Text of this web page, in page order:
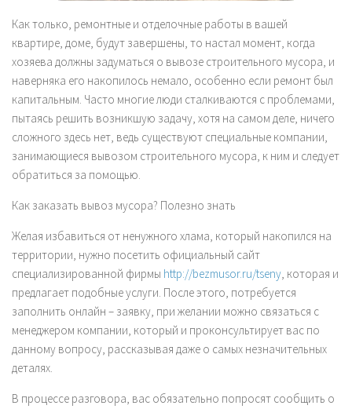
Как только, ремонтные и отделочные работы в вашей
квартире, доме, будут завершены, то настал момент, когда
хозяева должны задуматься о вывозе строительного мусора, и
наверняка его накопилось немало, особенно если ремонт был
капитальным. Часто многие люди сталкиваются с проблемами,
пытаясь решить возникшую задачу, хотя на самом деле, ничего
сложного здесь нет, ведь существуют специальные компании,
занимающиеся вывозом строительного мусора, к ним и следует
обратиться за помощью.
Как заказать вывоз мусора? Полезно знать
Желая избавиться от ненужного хлама, который накопился на
территории, нужно посетить официальный сайт
специализированной фирмы http://bezmusor.ru/tseny, которая и
предлагает подобные услуги. После этого, потребуется
заполнить онлайн – заявку, при желании можно связаться с
менеджером компании, который и проконсультирует вас по
данному вопросу, рассказывая даже о самых незначительных
деталях.
В процессе разговора, вас обязательно попросят сообщить о